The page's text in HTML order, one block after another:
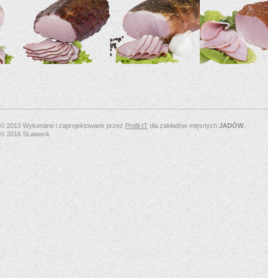
© 2013 Wykonane i zaprojektowane przez Profil-IT dla zakładów mięsnych JADÓW.
© 2016 SLaweck